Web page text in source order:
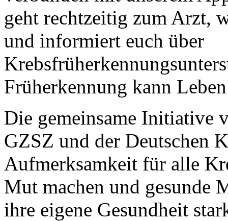
geht rechtzeitig zum Arzt,
und informiert euch über
Früherkennung kann
Die gemeinsame Initiative
GZSZ und der Deutschen
Aufmerksamkeit für alle
Mut machen und gesunde
ihre eigene Gesundheit